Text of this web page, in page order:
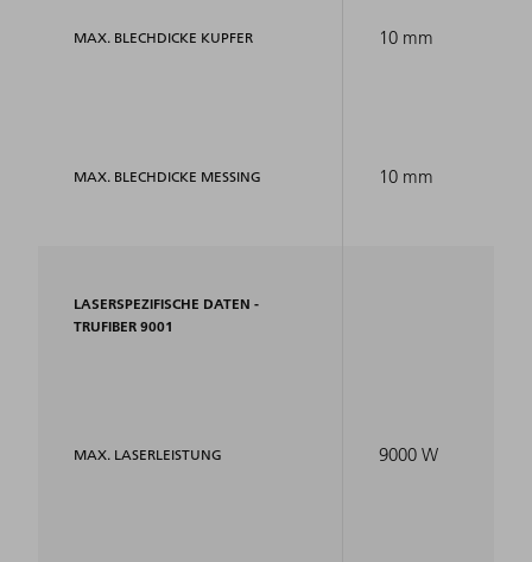
MAX. BLECHDICKE KUPFER
MAX. BLECHDICKE MESSING
LASERSPEZIFISCHE DATEN -
TRUFIBER 9001
MAX. LASERLEISTUNG
10 mm
10 mm
9000 W